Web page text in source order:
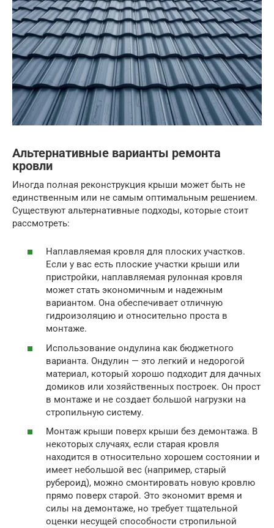
Альтернативные варианты ремонта
кровли
Иногда полная реконструкция крыши может быть не
единственным или не самым оптимальным решением.
Существуют альтернативные подходы, которые стоит
рассмотреть:
Наплавляемая кровля для плоских участков.
Если у вас есть плоские участки крыши или
пристройки, наплавляемая рулонная кровля
может стать экономичным и надежным
вариантом. Она обеспечивает отличную
гидроизоляцию и относительно проста в
монтаже.
Использование ондулина как бюджетного
варианта. Ондулин — это легкий и недорогой
материал, который хорошо подходит для дачных
домиков или хозяйственных построек. Он прост
в монтаже и не создает большой нагрузки на
стропильную систему.
Монтаж крыши поверх крыши без демонтажа. В
некоторых случаях, если старая кровля
находится в относительно хорошем состоянии и
имеет небольшой вес (например, старый
рубероид), можно смонтировать новую кровлю
прямо поверх старой. Это экономит время и
силы на демонтаже, но требует тщательной
оценки несущей способности стропильной